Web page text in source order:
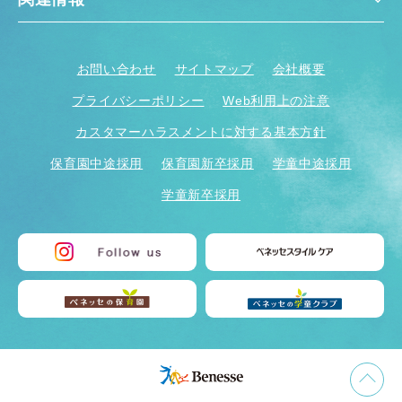
お問い合わせ サイトマップ 会社概要
プライバシーポリシー Web利用上の注意
カスタマーハラスメントに対する基本方針
保育園中途採用 保育園新卒採用 学童中途採用
学童新卒採用